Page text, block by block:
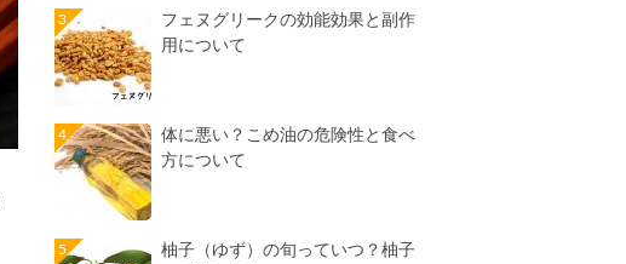
フェヌグリークの効能効果と副作
用について
体に悪い？こめ油の危険性と食べ
方について
柚子（ゆず）の旬っていつ？柚子